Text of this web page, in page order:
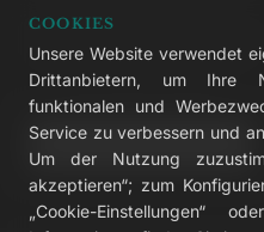
All-inclusive-Hotels
LIVVO Plus
COOKIES
Unsere Website verwendet
Drittanbietern, um Ihre
funktionalen und
Service zu verbessern und
Um der Nutzung
akzeptieren“; zum
„Cookie-Einstellungen“